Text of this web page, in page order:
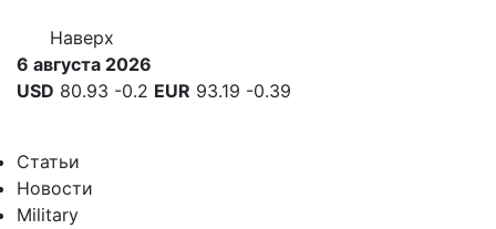
Наверх
6 августа 2026
USD 80.93 -0.2 EUR 93.19 -0.39
Статьи
Новости
Military